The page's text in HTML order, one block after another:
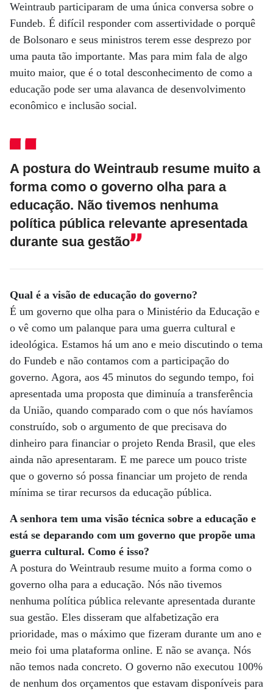
Weintraub participaram de uma única conversa sobre o
Fundeb. É difícil responder com assertividade o porquê
de Bolsonaro e seus ministros terem esse desprezo por
uma pauta tão importante. Mas para mim fala de algo
muito maior, que é o total desconhecimento de como a
educação pode ser uma alavanca de desenvolvimento
econômico e inclusão social.
A postura do Weintraub resume muito a
forma como o governo olha para a
educação. Não tivemos nenhuma
política pública relevante apresentada
durante sua gestão
Qual é a visão de educação do governo?
É um governo que olha para o Ministério da Educação e
o vê como um palanque para uma guerra cultural e
ideológica. Estamos há um ano e meio discutindo o tema
do Fundeb e não contamos com a participação do
governo. Agora, aos 45 minutos do segundo tempo, foi
apresentada uma proposta que diminuía a transferência
da União, quando comparado com o que nós havíamos
construído, sob o argumento de que precisava do
dinheiro para financiar o projeto Renda Brasil, que eles
ainda não apresentaram. E me parece um pouco triste
que o governo só possa financiar um projeto de renda
mínima se tirar recursos da educação pública.
A senhora tem uma visão técnica sobre a educação e
está se deparando com um governo que propõe uma
guerra cultural. Como é isso?
A postura do Weintraub resume muito a forma como o
governo olha para a educação. Nós não tivemos
nenhuma política pública relevante apresentada durante
sua gestão. Eles disseram que alfabetização era
prioridade, mas o máximo que fizeram durante um ano e
meio foi uma plataforma online. E não se avança. Nós
não temos nada concreto. O governo não executou 100%
de nenhum dos orçamentos que estavam disponíveis para